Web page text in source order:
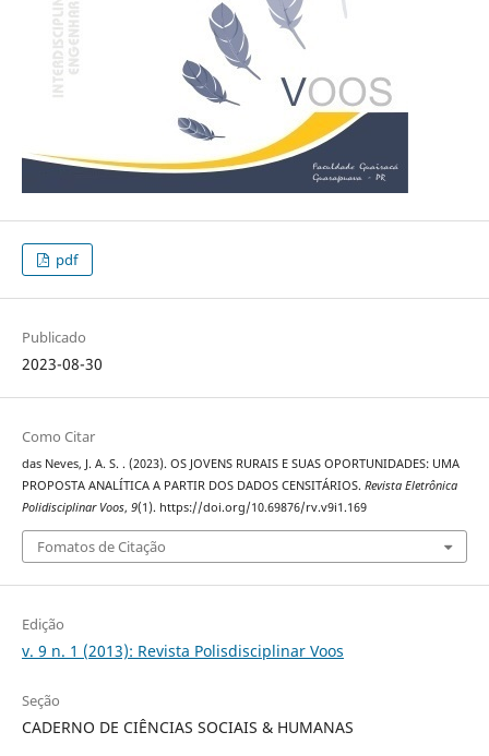
pdf
Publicado
2023-08-30
Como Citar
das Neves, J. A. S. . (2023). OS JOVENS RURAIS E SUAS OPORTUNIDADES: UMA
PROPOSTA ANALÍTICA A PARTIR DOS DADOS CENSITÁRIOS. Revista Eletrônica
Polidisciplinar Voos, 9(1). https://doi.org/10.69876/rv.v9i1.169
Fomatos de Citação
Edição
v. 9 n. 1 (2013): Revista Polisdisciplinar Voos
Seção
CADERNO DE CIÊNCIAS SOCIAIS & HUMANAS